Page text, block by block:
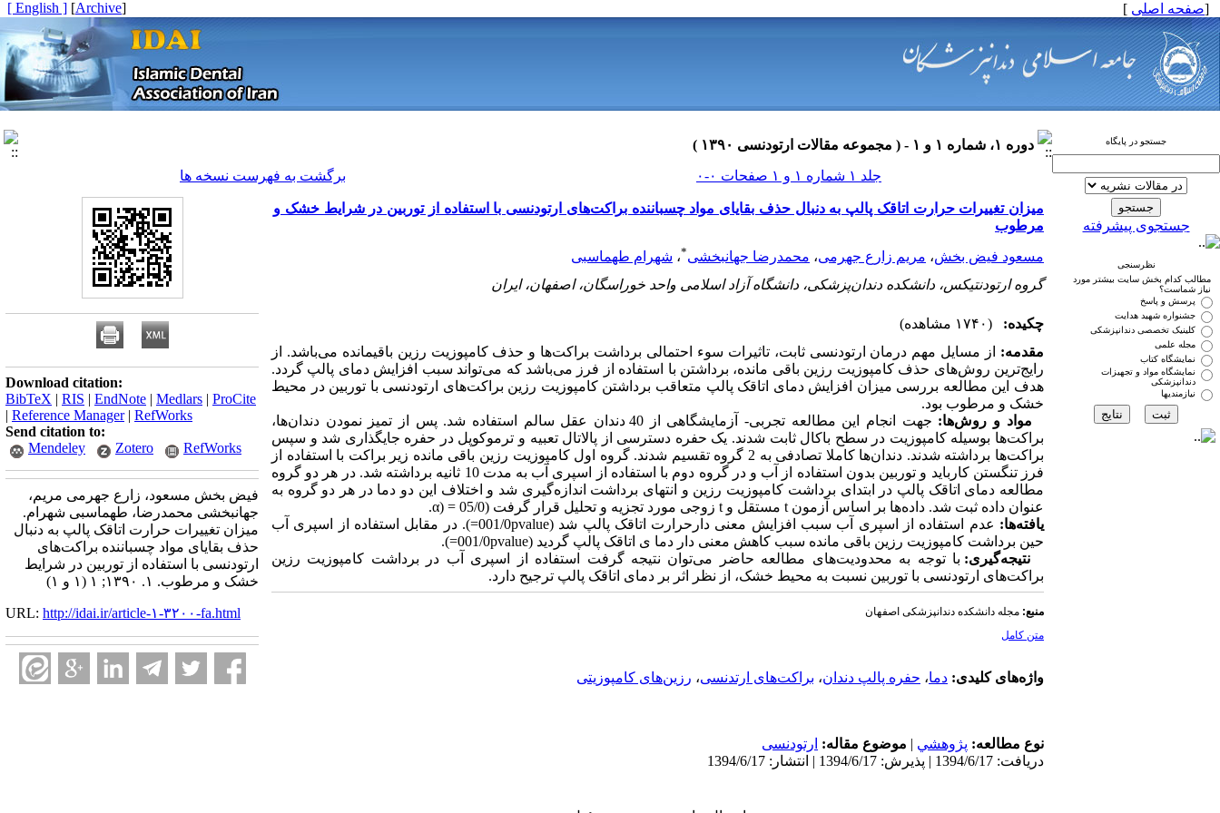
[صفحه اصلی ]
[
Archive
]
[ English ]
جستجو در پایگاه
جستجوی پیشرفته
نظرسنجی
مطالب کدام بخش سایت بیشتر مورد
نیاز شماست؟
پرسش و پاسخ
جشنواره شهید هدایت
کلینیک تخصصی دندانپزشکی
مجله علمی
نمایشگاه کتاب
نمایشگاه مواد و تجهیزات
دندانپزشکی
نیازمندیها
دوره ۱، شماره ۱ و ۱ - ( مجموعه مقالات ارتودنسی ۱۳۹۰ )
جلد ۱ شماره ۱ و ۱ صفحات ۰-۰
برگشت به فهرست نسخه ها
میزان تغییرات حرارت اتاقک پالپ به دنبال حذف بقایای مواد چسباننده براکت‌های ارتودنسی با استفاده از توربین در شرایط خشک و
مرطوب
مسعود فیض بخش، مریم زارع جهرمی، محمدرضا جهانبخشی*، شهرام طهماسبی
گروه ارتودنتیکس، دانشکده دند‌ان‌پزشکی، دانشگاه آزاد اسلامی واحد خوراسگان، اصفهان، ایران
چکیده:
(۱۷۴۰ مشاهده)
مقدمه: از مسایل مهم درمان ارتودنسی ثابت، تاثیرات سوء احتمالی برداشت براکت‌ها و حذف کامپوزیت رزین باقیمانده می‌باشد. از
رایج‌ترین روش‌های حذف کامپوزیت رزین باقی مانده، برداشتن با استفاده از فرز می‌باشد که می‌تواند سبب افزایش دمای پالپ گردد.
هدف این مطالعه بررسی میزان افزایش دمای اتاقک پالپ متعاقب برداشتن کامپوزیت رزین براکت‌های ارتودنسی با توربین در محیط
خشک و مرطوب بود.
مواد و روش‌ها:
جهت انجام این مطالعه تجربی- آزمایشگاهی از 40 دندان عقل سالم استفاده شد. پس از تمیز نمودن دندان‌ها،
براکت‌ها بوسیله کامپوزیت در سطح باکال ثابت شدند. یک حفره دسترسی از پالاتال تعبیه و ترموکوپل در حفره جایگذاری شد و سپس
براکت‌ها برداشته شدند. دندان‌ها کاملا تصادفی به 2 گروه تقسیم شدند. گروه اول کامپوزیت رزین باقی مانده زیر براکت با استفاده از
فرز تنگستن کارباید و توربین بدون استفاده از آب و در گروه دوم با استفاده از اسپری آب به مدت 10 ثانیه برداشته شد. در هر دو گروه
مطالعه دمای اتاقک پالپ در ابتدای برداشت کامپوزیت رزین و انتهای برداشت اندازه‌گیری شد و اختلاف این دو دما در هر دو گروه به
عنوان داده ثبت شد. داده‌ها بر اساس آزمون t مستقل و t زوجی مورد تجزیه و تحلیل قرار گرفت (05/0 = (α.
یافته‌ها:
عدم استفاده از اسپری آب سبب افزایش معنی دارحرارت اتاقک پالپ شد (001/0pvalue=). در مقابل استفاده از اسپری آب
حین برداشت کامپوزیت رزین باقی مانده سبب کاهش معنی دار دما ی اتاقک پالپ گردید (001/0pvalue=).
نتیجه‌گیری: با توجه به محدودیت‌های مطالعه حاضر می‌توان نتیجه گرفت استفاده از اسپری آب در برداشت کامپوزیت رزین
براکت‌های ارتودنسی با توربین نسبت به محیط خشک، از نظر اثر بر دمای اتاقک پالپ ترجیح دارد.
منبع: مجله دانشکده دندانپزشکی اصفهان
متن کامل
واژه‌های کلیدی: دما، حفره پالپ دندان، براکت‌های ارتدنسی، رزین‌های کامپوزیتی
نوع مطالعه: پژوهشي | موضوع مقاله: ارتودنسی
دریافت: 1394/6/17 | پذیرش: 1394/6/17 | انتشار: 1394/6/17
Download citation:
BibTeX | RIS | EndNote | Medlars | ProCite
| Reference Manager| RefWorks
Send citation to:
Mendeley
Zotero RefWorks
فیض بخش مسعود، زارع جهرمی مریم،
جهانبخشی محمدرضا، طهماسبی شهرام.
میزان تغییرات حرارت اتاقک پالپ به دنبال
حذف بقایای مواد چسباننده براکت‌های
ارتودنسی با استفاده از توربین در شرایط
خشک و مرطوب. ۱. ۱۳۹۰; ۱ (۱ و ۱)
URL: http://idai.ir/article-۱-۳۲۰۰-fa.html